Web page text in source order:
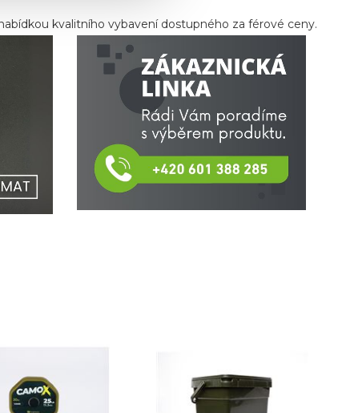
kvalitního vybavení dostupného za férové ceny.